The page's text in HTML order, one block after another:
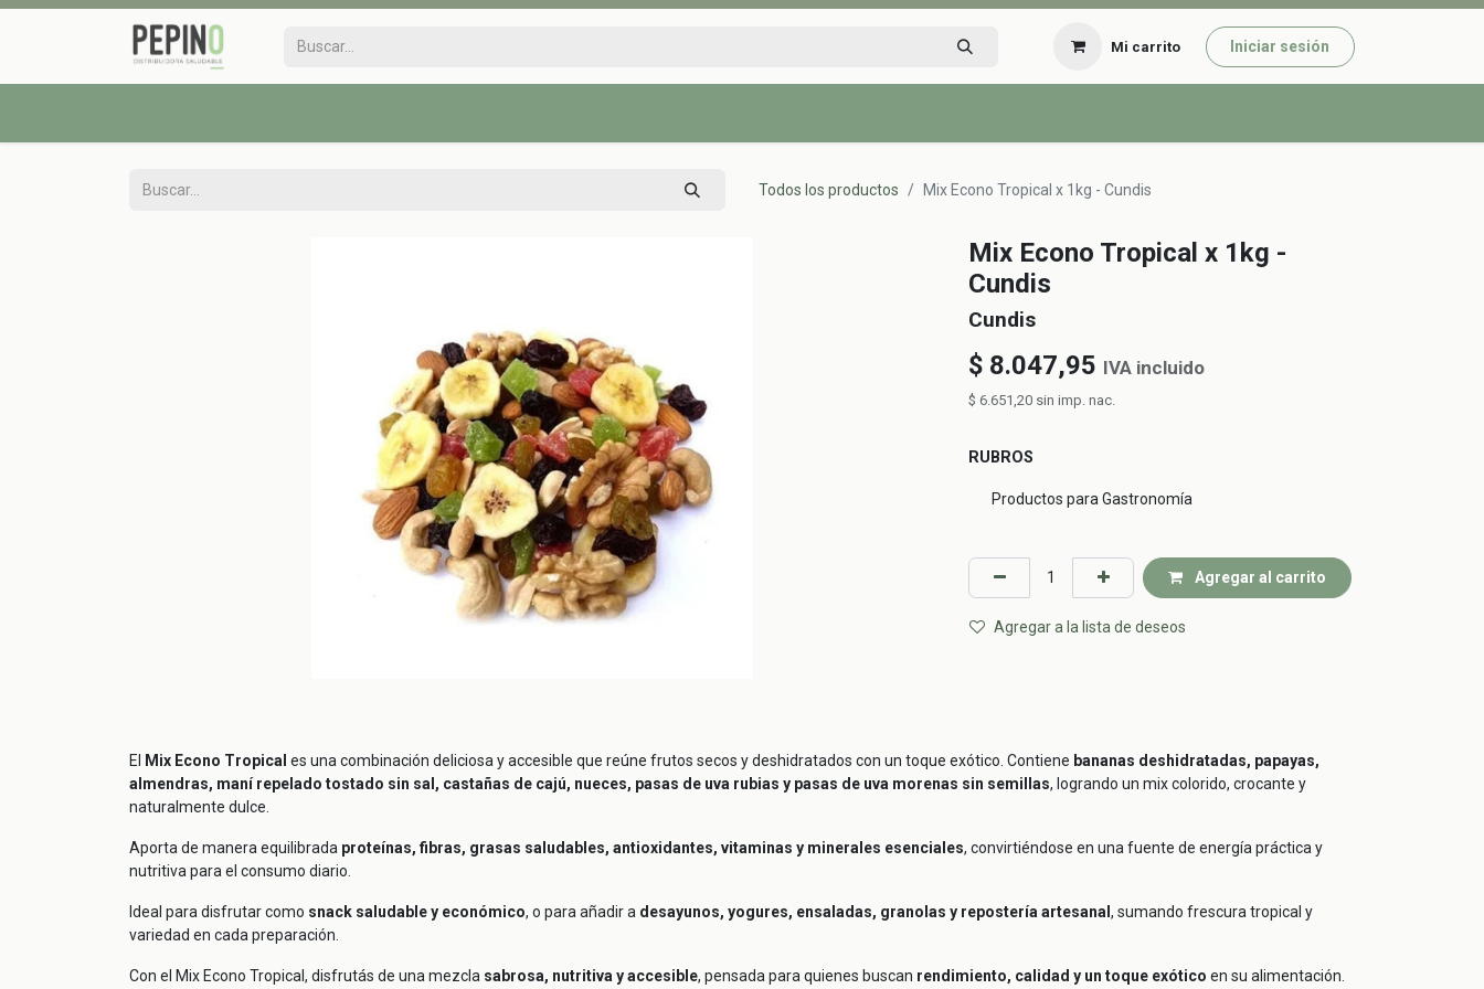
Mi carrito Iniciar sesión
Todos los productos Mix Econo Tropical x 1kg - Cundis
Mix Econo Tropical x 1kg -
Cundis
Cundis
$ 8.047,95 IVA incluido
$ 6.651,20 sin imp. nac.
RUBROS
Productos para Gastronomía
Agregar al carrito
Agregar a la lista de deseos
El Mix Econo Tropical es una combinación deliciosa y accesible que reúne frutos secos y deshidratados con un toque exótico. Contiene bananas deshidratadas, papayas,
almendras, maní repelado tostado sin sal, castañas de cajú, nueces, pasas de uva rubias y pasas de uva morenas sin semillas, logrando un mix colorido, crocante y
naturalmente dulce.
Aporta de manera equilibrada proteínas, fibras, grasas saludables, antioxidantes, vitaminas y minerales esenciales, convirtiéndose en una fuente de energía práctica y
nutritiva para el consumo diario.
Ideal para disfrutar como snack saludable y económico, o para añadir a desayunos, yogures, ensaladas, granolas y repostería artesanal , sumando frescura tropical y
variedad en cada preparación.
Con el Mix Econo Tropical, disfrutás de una mezcla sabrosa, nutritiva y accesible, pensada para quienes buscan rendimiento, calidad y un toque exótico en su alimentación.